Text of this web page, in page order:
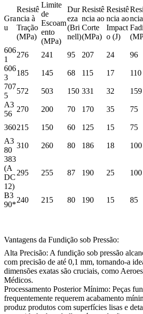
Gra
u
Resistê
ncia à
Tração
(MPa)
Limite
de
Escoam
ento
(MPa)
Dur
eza
(Bri
nell)
Resistê
ncia ao
Corte
(MPa)
Resistê
ncia ao
Impact
o (J)
606
1
276 241 95 207 24 96
606
3
185 145 68 115 17 110
707
5
572 503 150 331 32 159
A3
56
270 200 70 170 35 75
360215 150 60 125 15 75
A3
80
310 260 80 186 18 100
383
(A
DC
12)
295 255 87 190 25 100
B3
90*
240 215 80 190 15 85
Vantagens da Fundição sob Pressão:
Alta Precisão: A fundição sob pressão
com precisão de até 0,1 mm, tornando-a
dimensões exatas são cruciais, como
Médicos.
Processamento Posterior Mínimo: Peças
frequentemente requerem acabamento
produz produtos com superfícies lisas e